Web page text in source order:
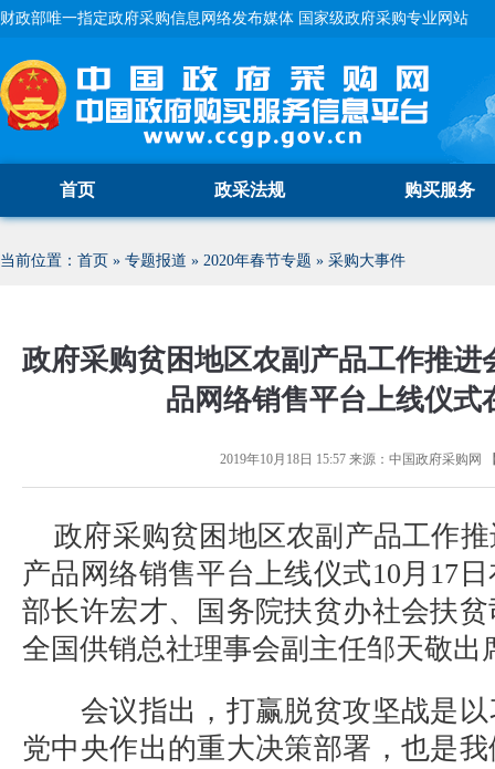
财政部唯一指定政府采购信息网络发布媒体 国家级政府采购专业网站
首页 政采法规 购买服务
当前位置： 首页 » 专题报道 » 2020年春节专题 » 采购大事件
政府采购贫困地区农副产品工作推进
品网络销售平台上线仪式
2019年10月18日 15:57来源： 中国政府采购网
政府采购贫困地区农副产品工作
产品网络销售平台上线仪式10月17
部长许宏才、国务院扶贫办社会扶
全国供销总社理事会副主任邹天敬出
会议指出，打赢脱贫攻坚战是以
党中央作出的重大决策部署，也是